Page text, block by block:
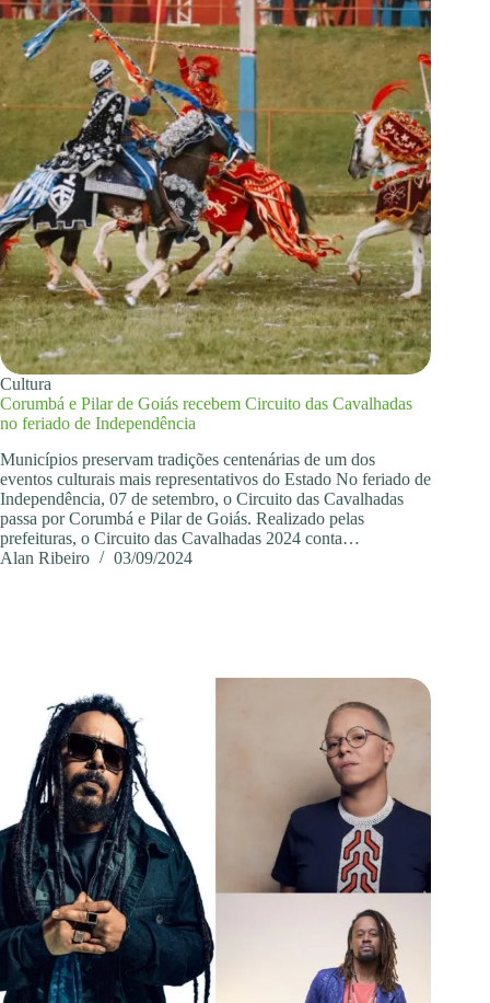
Cultura
Corumbá e Pilar de Goiás recebem Circuito das Cavalhadas
no feriado de Independência
Municípios preservam tradições centenárias de um dos
eventos culturais mais representativos do Estado No feriado de
Independência, 07 de setembro, o Circuito das Cavalhadas
passa por Corumbá e Pilar de Goiás. Realizado pelas
prefeituras, o Circuito das Cavalhadas 2024 conta…
Alan Ribeiro
03/09/2024